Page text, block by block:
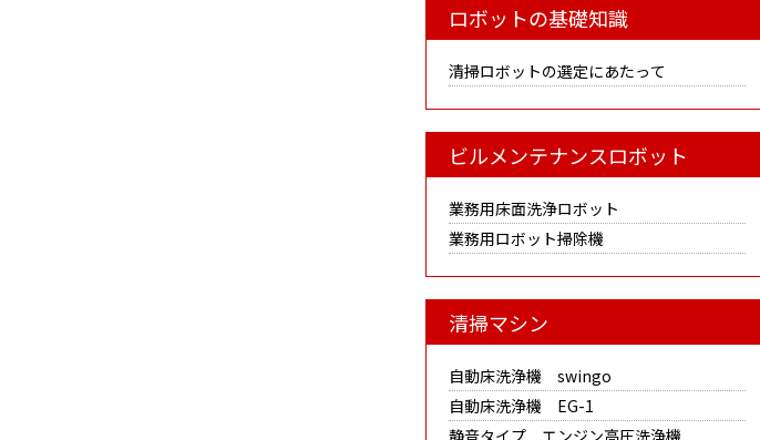
ロボットの基礎知識
清掃ロボットの選定にあたって
ビルメンテナンスロボット
業務用床面洗浄ロボット
業務用ロボット掃除機
清掃マシン
自動床洗浄機 swingo
自動床洗浄機 EG-1